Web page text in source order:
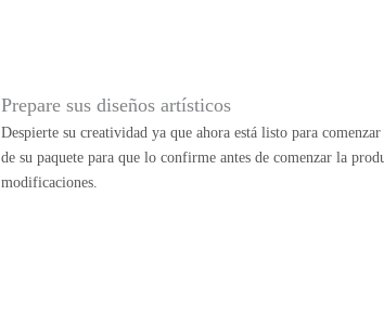
Prepare sus diseños artísticos
Despierte su creatividad ya que ahora está listo para
de su paquete para que lo confirme antes de comenzar la
modificaciones.